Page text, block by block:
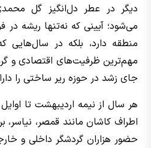
دیگر در عطر دل‌انگیز گل
می‌شود؛ آیینی که نه‌تنها ریشه
منطقه دارد، بلکه در
مهم‌ترین ظرفیت‌های اقتصادی و
جای زشد در حوزه ریر ساختی را
هر سال از نیمه اردیبهشت تا
اطراف کاشان مانند قمصر،
حضور هزاران گردشگر داخلی و